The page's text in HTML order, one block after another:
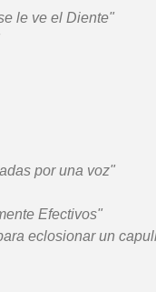
le ve el Diente"
por una voz"
Efectivos"
eclosionar un